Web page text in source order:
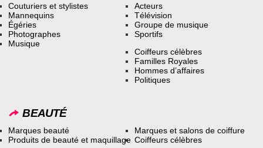
Couturiers et stylistes
Mannequins
Égéries
Photographes
Musique
Acteurs
Télévision
Groupe de musique
Sportifs
Coiffeurs célèbres
Familles Royales
Hommes d’affaires
Politiques
BEAUTÉ
Marques beauté
Produits de beauté et maquillage
Marques et salons de coiffure
Coiffeurs célèbres